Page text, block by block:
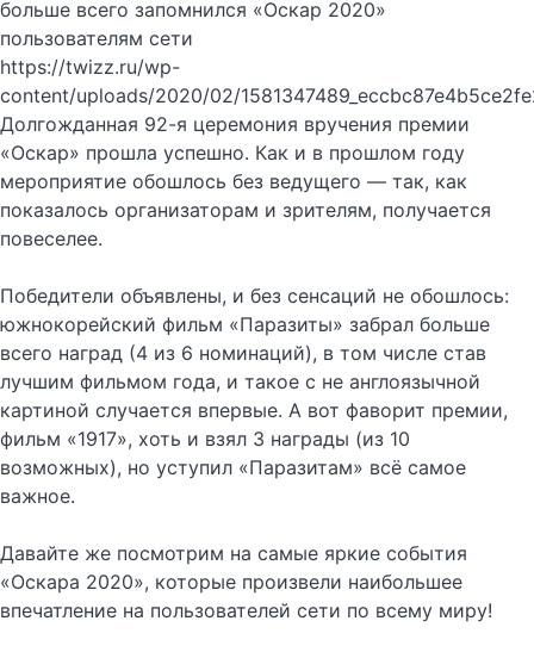
https://twizz.ru/wp-
content/uploads/2020/02/
Долгожданная 92-я церемония вручения премии
«Оскар» прошла успешно. Как и в прошлом году
мероприятие обошлось без ведущего — так, как
показалось организаторам и зрителям, получается
повеселее.
Победители объявлены, и без сенсаций не обошлось:
южнокорейский фильм «Паразиты» забрал больше
всего наград (4 из 6 номинаций), в том числе став
лучшим фильмом года, и такое с не англоязычной
картиной случается впервые. А вот фаворит премии,
фильм «1917», хоть и взял 3 награды (из 10
возможных), но уступил «Паразитам» всё самое
важное.
Давайте же посмотрим на самые яркие события
«Оскара 2020», которые произвели наибольшее
впечатление на пользователей сети по всему миру!